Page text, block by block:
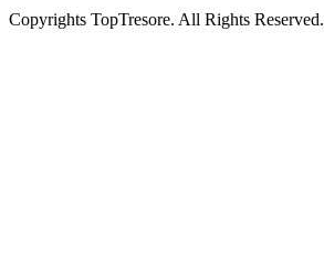
Copyrights TopTresore. All Rights Reserved.